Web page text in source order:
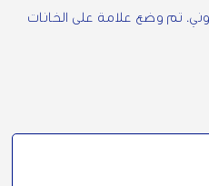
تم وضع علامة على الخانات